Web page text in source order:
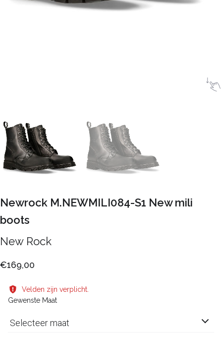
Newrock M.NEWMILI084-S1 New mili
boots
New Rock
€169,00
Velden zijn verplicht.
Gewenste Maat
Selecteer maat